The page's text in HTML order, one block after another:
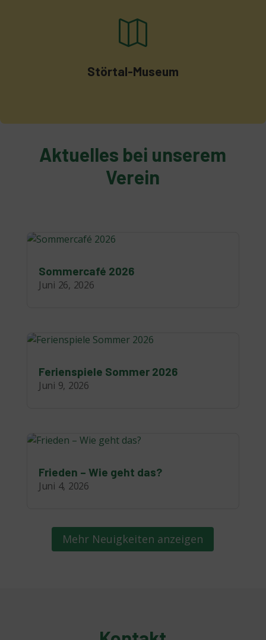

Störtal-Museum
Aktuelles bei unserem
Verein
Sommercafé 2026
Juni 26, 2026
Ferienspiele Sommer 2026
Juni 9, 2026
Frieden – Wie geht das?
Juni 4, 2026
Mehr Neuigkeiten anzeigen